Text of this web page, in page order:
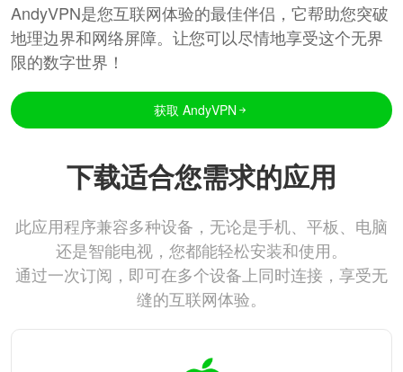
AndyVPN是您互联网体验的最佳伴侣，它帮助您突破
地理边界和网络屏障。让您可以尽情地享受这个无界
限的数字世界！
获取 AndyVPN
下载适合您需求的应用
此应用程序兼容多种设备，无论是手机、平板、电脑
还是智能电视，您都能轻松安装和使用。
通过一次订阅，即可在多个设备上同时连接，享受无
缝的互联网体验。